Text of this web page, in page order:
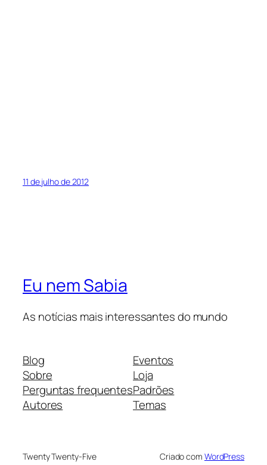
11 de julho de 2012
Eu nem Sabia
As notícias mais interessantes do mundo
Blog
Sobre
Perguntas frequentes
Autores
Eventos
Loja
Padrões
Temas
Twenty Twenty-Five Criado com WordPress